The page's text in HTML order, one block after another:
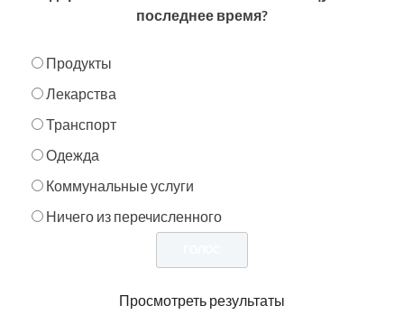
последнее время?
Продукты
Лекарства
Транспорт
Одежда
Коммунальные услуги
Ничего из перечисленного
Просмотреть результаты